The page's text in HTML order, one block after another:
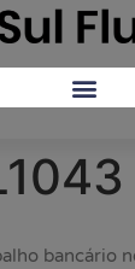
bancário